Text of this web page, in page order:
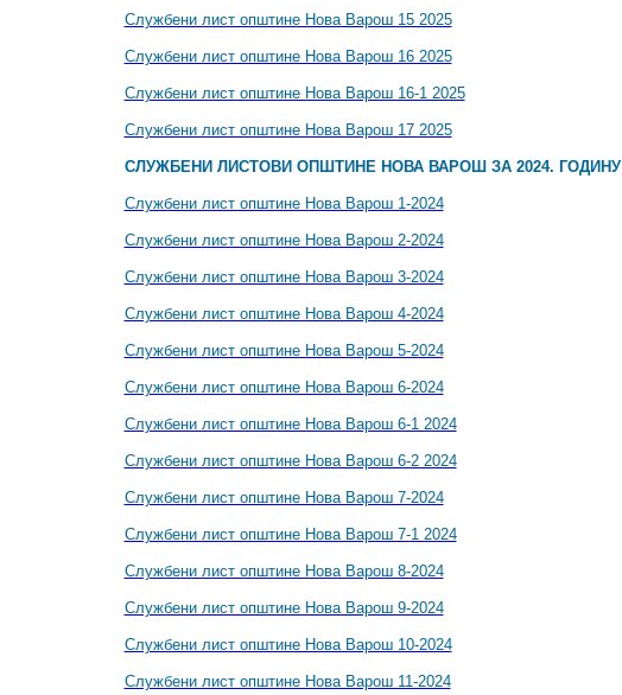
Службени лист општине Нова Варош 15 2025
Службени лист општине Нова Варош 16 2025
Службени лист општине Нова Варош 16-1 2025
Службени лист општине Нова Варош 17 2025
СЛУЖБЕНИ ЛИСТОВИ ОПШТИНЕ НОВА ВАРОШ ЗА 2024. ГОДИНУ
Службени лист општине Нова Варош 1-2024
Службени лист општине Нова Варош 2-2024
Службени лист општине Нова Варош 3-2024
Службени лист општине Нова Варош 4-2024
Службени лист општине Нова Варош 5-2024
Службени лист општине Нова Варош 6-2024
Службени лист општине Нова Варош 6-1 2024
Службени лист општине Нова Варош 6-2 2024
Службени лист општине Нова Варош 7-2024
Службени лист општине Нова Варош 7-1 2024
Службени лист општине Нова Варош 8-2024
Службени лист општине Нова Варош 9-2024
Службени лист општине Нова Варош 10-2024
Службени лист општине Нова Варош 11-2024